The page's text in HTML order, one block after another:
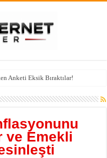
Anketi Eksik Bıraktılar!
ve Emekli